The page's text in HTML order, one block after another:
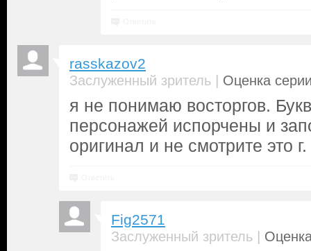
rasskazov2
Заслуженный зритель | Оценка
я не понимаю восторгов.
персонажей испорчены и
оригинал и не смотрите это г.
Fig2571
Заслуженный зритель |